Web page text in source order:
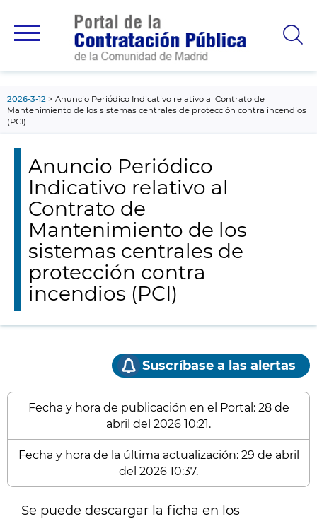
principal
2026-3-12
Anuncio Periódico Indicativo relativo al Contrato de
Mantenimiento de los sistemas centrales de protección contra incendios
(PCI)
Anuncio Periódico
Indicativo relativo al
Contrato de
Mantenimiento de los
sistemas centrales de
protección contra
incendios (PCI)
Suscríbase a las alertas
Fecha y hora de publicación en el Portal: 28 de
abril del 2026 10:21.
Fecha y hora de la última actualización: 29 de abril
del 2026 10:37.
Se puede descargar la ficha en los